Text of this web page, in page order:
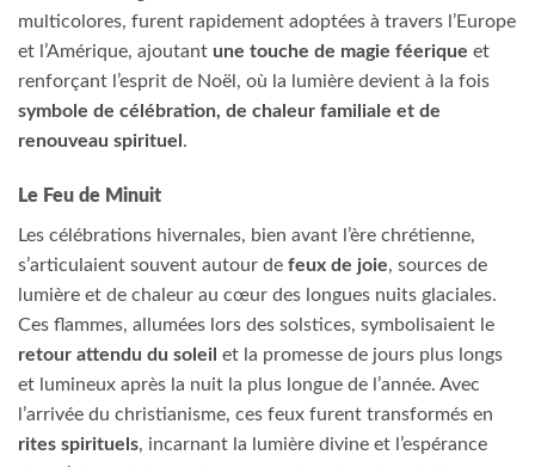
multicolores, furent rapidement adoptées à travers l’Europe
et l’Amérique, ajoutant une touche de magie féerique et
renforçant l’esprit de Noël, où la lumière devient à la fois
symbole de célébration, de chaleur familiale et de
renouveau spirituel .
Le Feu de Minuit
Les célébrations hivernales, bien avant l’ère chrétienne,
s’articulaient souvent autour de feux de joie, sources de
lumière et de chaleur au cœur des longues nuits glaciales.
Ces flammes, allumées lors des solstices, symbolisaient le
retour attendu du soleil et la promesse de jours plus longs
et lumineux après la nuit la plus longue de l’année. Avec
l’arrivée du christianisme, ces feux furent transformés en
rites spirituels, incarnant la lumière divine et l’espérance